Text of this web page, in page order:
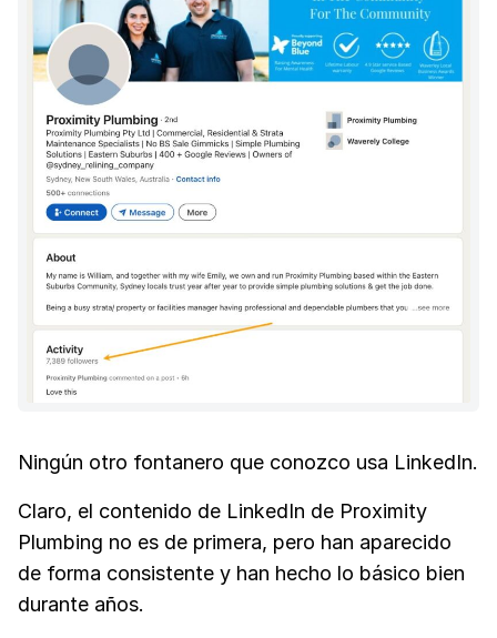
Ningún otro fontanero que conozco usa LinkedIn.
Claro, el contenido de LinkedIn de Proximity
Plumbing no es de primera, pero han aparecido
de forma consistente y han hecho lo básico bien
durante años.